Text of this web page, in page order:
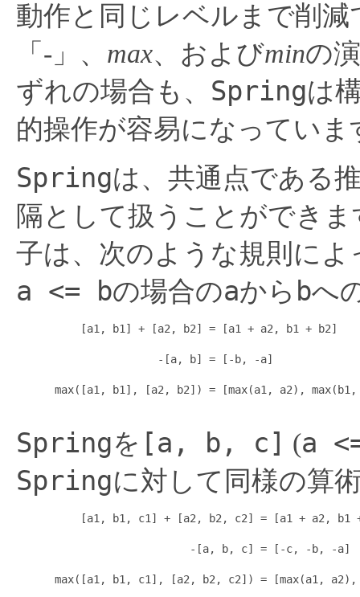
動作と同じレベルまで削減
「-」、 max、およびminの
ずれの場合も、 Springは
的操作が容易になっていま
Springは、共通点である
隔として扱うことができま
子は、次のような規則に
a <= bの場合のaから bへ
          [a1, b1] + [a2, b2] = [a1 + a2, b1 + b2]
                      -[a, b] = [-b, -a]
max([a1, b1], [a2, b2]) = [max(a1, a2), max(b1,
Springを [a, b, c] (a
Springに対して同様の算
[a1, b1, c1] + [a2, b2, c2] = [a1 + a2, b1
                           -[a, b, c] = [-c, -b, -a]
max([a1, b1, c1], [a2, b2, c2]) = [max(a1,